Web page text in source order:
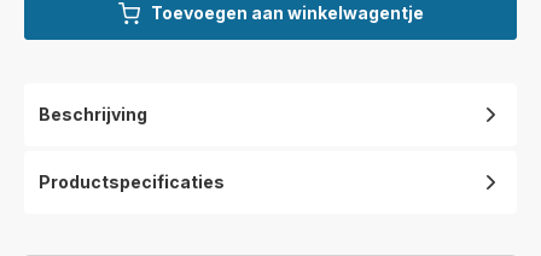
Toevoegen aan winkelwagentje
Beschrijving
Productspecificaties